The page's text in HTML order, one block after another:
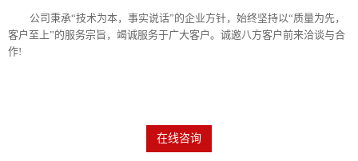
公司秉承“技术为本，事实说话”的企业方针，始终坚持以“质量为先，
客户至上”的服务宗旨，竭诚服务于广大客户。诚邀八方客户前来洽谈与合
作!
在线咨询